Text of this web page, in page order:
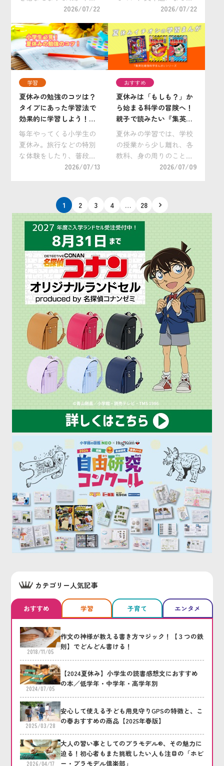
も大変手を焼くのが自由
か。 「小学生の自由研究
は何をすればいいの？」
「どうすれば上手にまと
められるの？」 「自分だ
2026/07/22
手が止まってしまう」。
ちの方は少なくありませ
ん。 算数は、前に学んだ
内容を土台にしながら新
しい学習へ進む「積み重
[…]
2026/07/22
学習
夏休みの勉強のコツは？
タイプにあった学習法で
効果的に学習しよう！小
学生向けおすすめ教材
も。
毎年やってくる小学生の
夏休み。旅行などの特別
な体験をしたり、普段は
できない過ごし方をした
暇において最大の悩みの
タネは「勉強」。学習ス
ケジュールを立て規則正
しく勉強するのが難し
2026/07/13
おすすめ
夏休みは「もしも？」か
ら始まる科学の冒険へ！
親子で読みたい『集英社
最強科学まんが』をご紹
介！
夏休みの学習では、学校
の授業から少し離れ、各
教科、身の周りのことか
ら興味を深める機会を設
ぜ？」「もしも？」と考
えることで、その面白さ
がぐっと広がるので、ぜ
[…]
2026/07/09
稿
1 2 3 4 … 28
カテゴリー人気記事
おすすめ 学習 子育て エンタメ
2018/11/05
作文の神様が教える書き方マジック！【３つの鉄
則】でどんどん書ける！
2024/07/05
【2024夏休み】小学生の読書感想文におすすめ
の本／低学年・中学年・高学年別
2025/03/28
安心して使える子ども用見守りGPSの特徴と、こ
の春おすすめの商品【2025年春版】
2026/04/17
大人の習い事としてのプラモデル®、その魅力に
迫る！初心者もまた挑戦したい人も注目の「ホビ
ー・プラモデル倶楽部」